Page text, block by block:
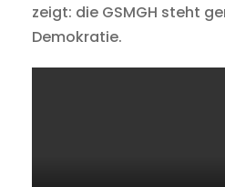
zeigt: die GSMGH steht
Demokratie.